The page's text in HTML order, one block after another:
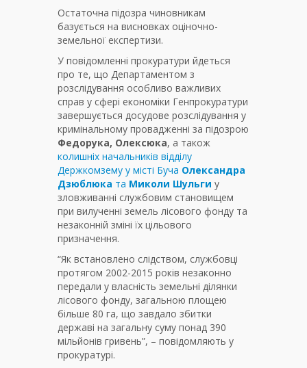
Остаточна підозра чиновникам
базується на висновках оціночно-
земельної експертизи.
У повідомленні прокуратури йдеться
про те, що Департаментом з
розслідування особливо важливих
справ у сфері економіки Генпрокуратури
завершується досудове розслідування у
кримінальному провадженні за підозрою
Федорука, Олексюка, а також
колишніх начальників відділу
Держкомзему у місті Буча Олександра
Дзюблюка та Миколи Шульги у
зловживанні службовим становищем
при вилученні земель лісового фонду та
незаконній зміні їх цільового
призначення.
“Як встановлено слідством, службовці
протягом 2002-2015 років незаконно
передали у власність земельні ділянки
лісового фонду, загальною площею
більше 80 га, що завдало збитки
державі на загальну суму понад 390
мільйонів гривень”, – повідомляють у
прокуратурі.